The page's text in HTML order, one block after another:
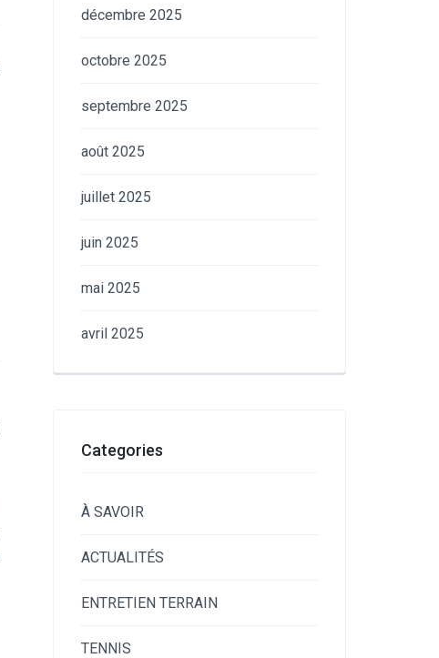
décembre 2025
octobre 2025
septembre 2025
août 2025
juillet 2025
juin 2025
mai 2025
avril 2025
Categories
À SAVOIR
ACTUALITÉS
ENTRETIEN TERRAIN
TENNIS